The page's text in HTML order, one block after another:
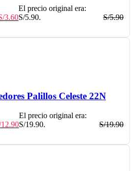
S/5.90
El precio original era:
S/5.90.
3.60
Palillos Celeste 22N
S/19.90
El precio original era:
S/19.90.
12.90